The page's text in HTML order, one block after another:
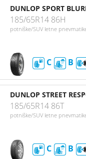
DUNLOP SPORT
185/65R14 86H
potniške/SUV letne
C B
DUNLOP STREET
185/65R14 86T
potniške/SUV letne
C B